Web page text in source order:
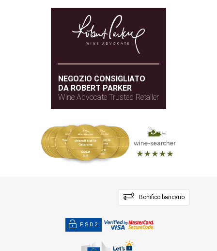
NEGOZIO CONSIGLIATO
DA ROBERT PARKER
Wine Advocate Trusted Retailer
Bonifico bancario
PSD2